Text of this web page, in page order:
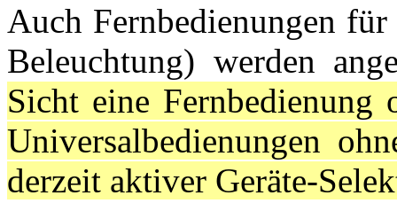
Auch Fernbedienungen
Beleuchtung) werden
Sicht eine Fernbedienung
Universalbedienungen
derzeit aktiver Geräte-